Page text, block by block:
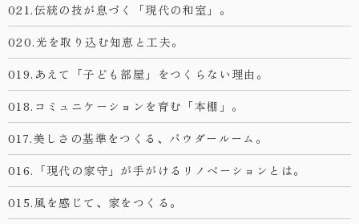
021.伝統の技が息づく「現代の和室」。
020.光を取り込む知恵と工夫。
019.あえて「子ども部屋」をつくらない理由。
018.コミュニケーションを育む「本棚」。
017.美しさの基準をつくる、パウダールーム。
016.「現代の家守」が手がけるリノベーションとは。
015.風を感じて、家をつくる。